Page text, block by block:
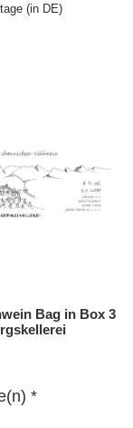
(in DE)
Bag in Box 3
*